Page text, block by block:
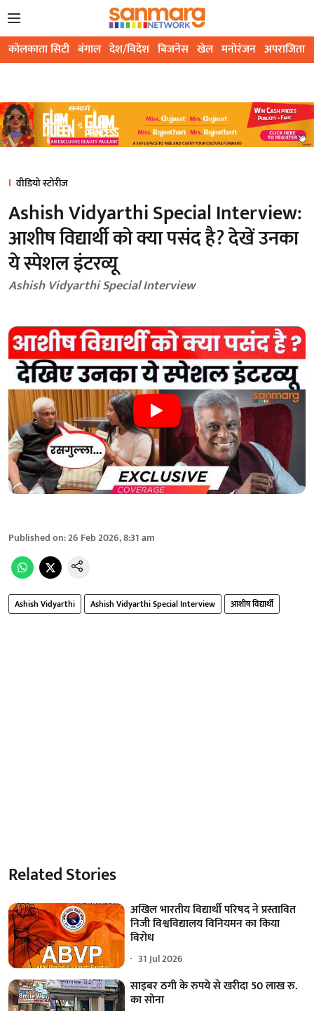
कोलकाता सिटी बंगाल देश/विदेश बिजनेस खेल मनोरंजन अपराजिता
वीडियो स्टोरीज
Ashish Vidyarthi Special Interview:
आशीष विद्यार्थी को क्या पसंद है? देखें उनका
ये स्पेशल इंटरव्यू
Ashish Vidyarthi Special Interview
Published on:26 Feb 2026, 8:31 am
Ashish Vidyarthi Ashish Vidyarthi Special Interview आशीष विद्यार्थी
Related Stories
अखिल भारतीय विद्यार्थी परिषद ने प्रस्तावित
निजी विश्वविद्यालय विनियमन का किया
विरोध
31 Jul 2026
साइबर ठगी के रुपये से खरीदा 50 लाख रु.
का सोना